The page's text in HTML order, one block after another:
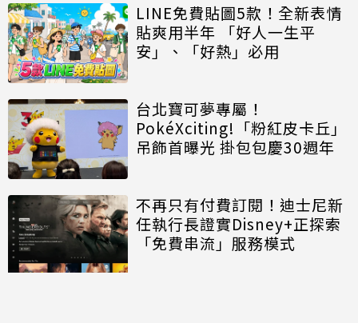
LINE免費貼圖5款！全新表情
貼爽用半年 「好人一生平
安」、「好熱」必用
台北寶可夢專屬！
PokéXciting!「粉紅皮卡丘」
吊飾首曝光 掛包包慶30週年
不再只有付費訂閱！迪士尼新
任執行長證實Disney+正探索
「免費串流」服務模式